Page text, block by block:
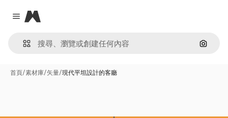
Close menu
Magnific
通過圖
首頁/素材庫/矢量/現代平坦設計的客廳